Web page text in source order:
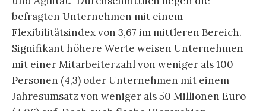
befragten Unternehmen mit einem
Flexibilitätsindex von 3,67 im mittleren Bereich.
Signifikant höhere Werte weisen Unternehmen
mit einer Mitarbeiterzahl von weniger als 100
Personen (4,3) oder Unternehmen mit einem
Jahresumsatz von weniger als 50 Millionen Euro